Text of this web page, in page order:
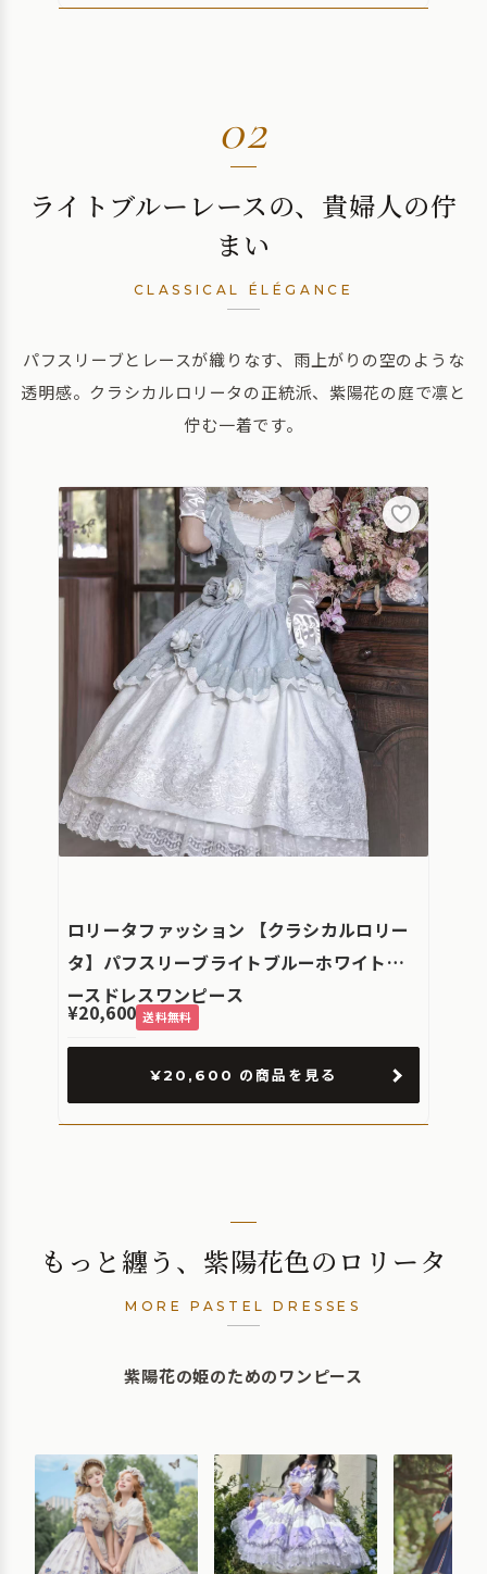
02
ライトブルーレースの、貴婦人の佇
まい
CLASSICAL ÉLÉGANCE
パフスリーブとレースが織りなす、雨上がりの空のような
透明感。クラシカルロリータの正統派、紫陽花の庭で凛と
佇む一着です。
ロリータファッション 【クラシカルロリー
タ】パフスリーブライトブルーホワイトレ
ースドレスワンピース
¥20,600 送料無料
¥20,600 の商品を見る
もっと纏う、紫陽花色のロリータ
MORE PASTEL DRESSES
紫陽花の姫のためのワンピース